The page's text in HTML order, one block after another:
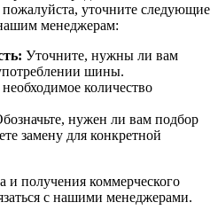
уточните следующие
менеджерам:
Уточните, нужны ли вам
шины.
количество
нужен ли вам подбор
замену для конкретной
и получения коммерческого
с нашими менеджерами.